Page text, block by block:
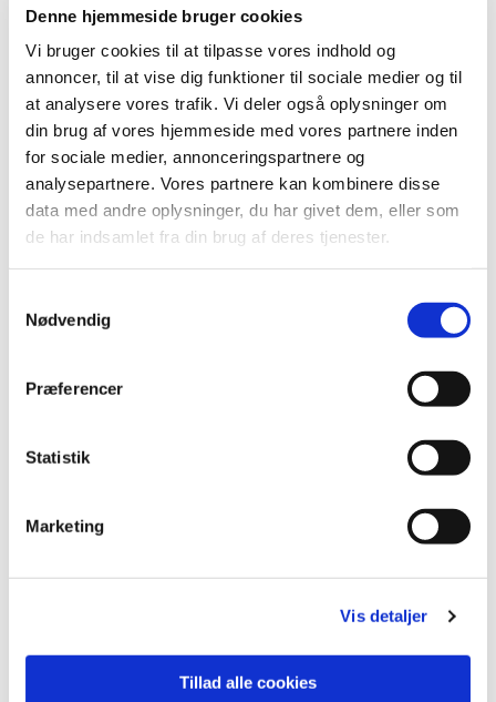
Denne hjemmeside bruger cookies
Vi bruger cookies til at tilpasse vores indhold og
annoncer, til at vise dig funktioner til sociale medier og til
at analysere vores trafik. Vi deler også oplysninger om
din brug af vores hjemmeside med vores partnere inden
for sociale medier, annonceringspartnere og
analysepartnere. Vores partnere kan kombinere disse
data med andre oplysninger, du har givet dem, eller som
de har indsamlet fra din brug af deres tjenester.
Nødvendig
Præferencer
Statistik
Marketing
Vis detaljer
Tillad alle cookies
Søndag 2. august 2026, kl. 10:30
Kirke Eskilstrup Kirke, Borgergade
42, 4360 Kirke Eskilstrup
Meghan Welsch Jakobsen